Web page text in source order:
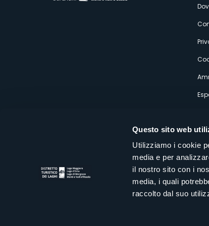
Questo sito web
Utilizziamo i cookie
media e per
il nostro sito con i
media, i quali
raccolto dal suo
Distretto Turistico dei Laghi Scrl
Sede legale e operativa: Corso Italia 26 - 28838 Stresa
infoturismo@distrettolaghi.ite